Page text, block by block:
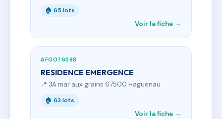
🏠 65 lots
Voir la fiche →
AF0076588
RESIDENCE EMERGENCE
📍 3A mar aux grains 67500 Haguenau
🏠 63 lots
Voir la fiche →